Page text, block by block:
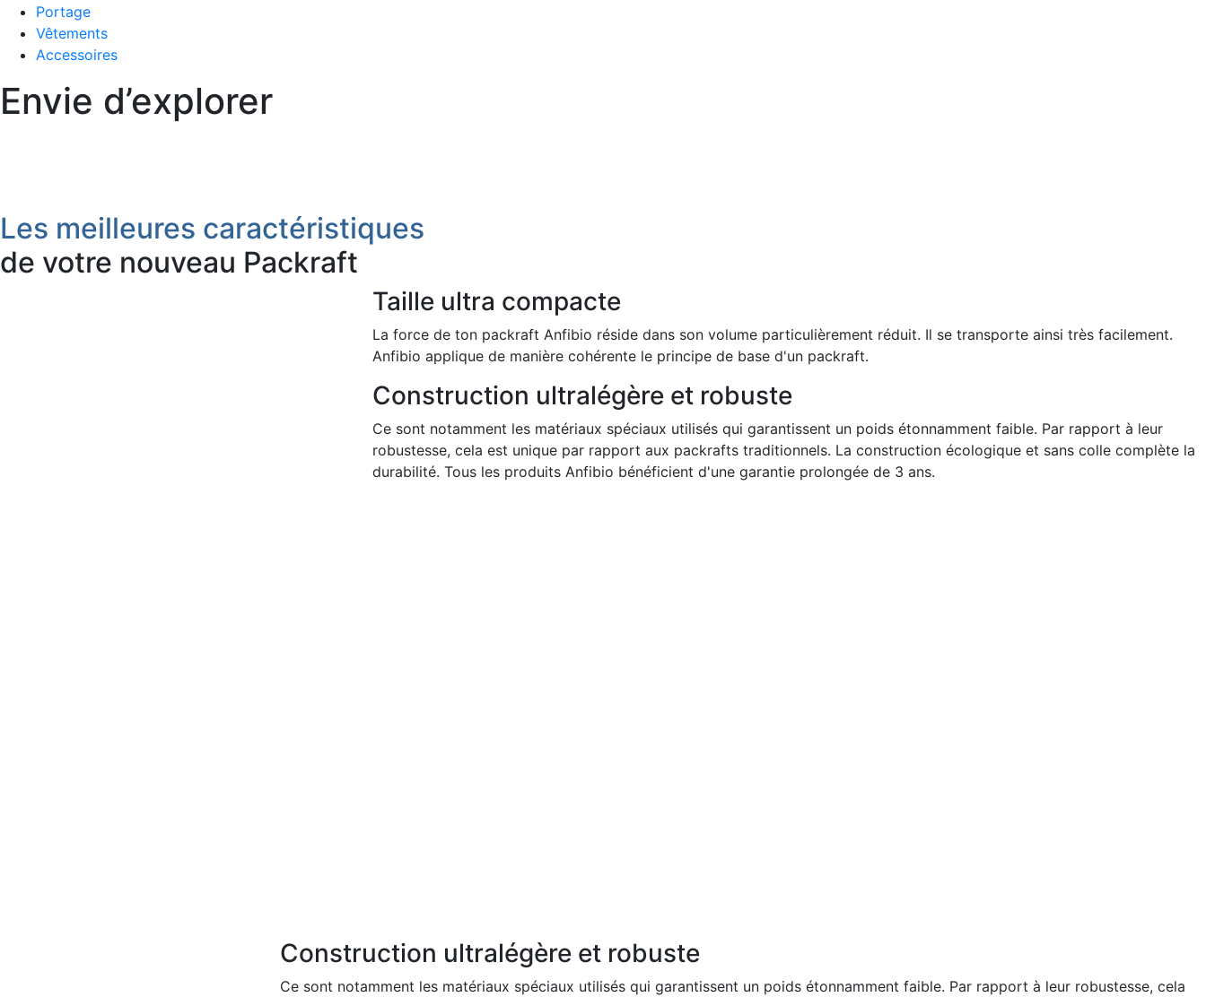
Portage
Vêtements
Accessoires
Envie d’explorer
Les meilleures caractéristiques
de votre nouveau Packraft
Taille ultra compacte
La force de ton packraft Anfibio réside dans son volume particulièrement réduit. Il se transporte ainsi très facilement.
Anfibio applique de manière cohérente le principe de base d'un packraft.
Construction ultralégère et robuste
Ce sont notamment les matériaux spéciaux utilisés qui garantissent un poids étonnamment faible. Par rapport à leur
robustesse, cela est unique par rapport aux packrafts traditionnels. La construction écologique et sans colle complète la
durabilité. Tous les produits Anfibio bénéficient d'une garantie prolongée de 3 ans.
Construction ultralégère et robuste
Ce sont notamment les matériaux spéciaux utilisés qui garantissent un poids étonnamment faible. Par rapport à leur robustesse, cela